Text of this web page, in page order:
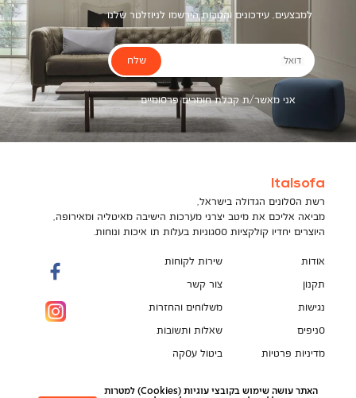
למבצעים, עידכונים והטבות הירשמו לניוזלטר שלנו
דואל
אני מאשר/ת קבלת חומרים פרסומיים
שלח
Italsofa
רשת הסלונים הגדולה בישראל,
מביאה אליכם את מיטב יצרני מערכות הישיבה מאיטליה ומאירופה,
היוצרים יחדיו קולקציות ססגוניות בעלות תו איכות ונוחות.
אודות
תקנון
נגישות
סניפים
מדיניות פרטיות
שירות לקוחות
צור קשר
משלוחים והחזרות
שאלות ותשובות
ביטול עסקה
הספה המושלמת מחכה לך!
האתר עושה שימוש בקובצי עוגיות (Cookies) למטרות